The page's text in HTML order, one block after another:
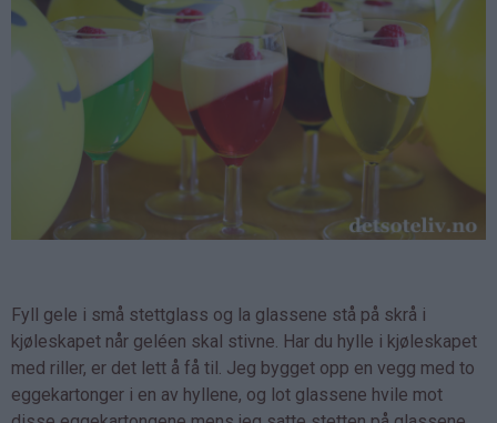
Fyll gele i små stettglass og la glassene stå på skrå i
kjøleskapet når geléen skal stivne. Har du hylle i kjøleskapet
med riller, er det lett å få til. Jeg bygget opp en vegg med to
eggekartonger i en av hyllene, og lot glassene hvile mot